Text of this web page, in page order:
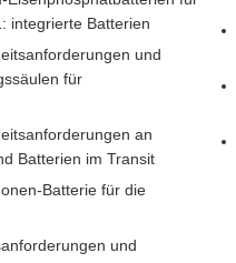
integrierte Batterien
und
für
an
Batterien im Transit
Batterie für die
und